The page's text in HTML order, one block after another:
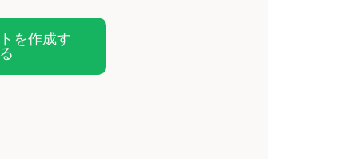
を作成す
る